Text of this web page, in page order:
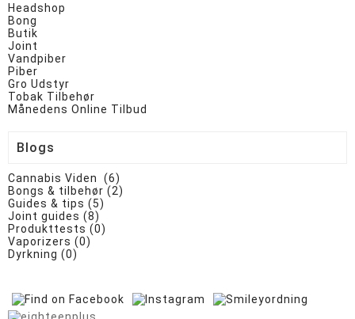
Headshop
Bong
Butik
Joint
Vandpiber
Piber
Gro Udstyr
Tobak Tilbehør
Månedens Online Tilbud
Blogs
Cannabis Viden (6)
Bongs & tilbehør (2)
Guides & tips (5)
Joint guides (8)
Produkttests (0)
Vaporizers (0)
Dyrkning (0)